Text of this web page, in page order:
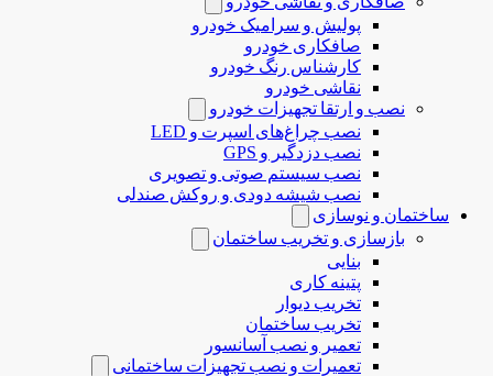
پولیش و سرامیک خودرو
صافکاری خودرو
کارشناس رنگ خودرو
نقاشی خودرو
نصب و ارتقا تجهیزات خودرو
نصب چراغ‌های اسپرت و LED
نصب دزدگیر و GPS
نصب سیستم صوتی و تصویری
نصب شیشه دودی و روکش صندلی
ساختمان و نوسازی
بازسازی و تخریب ساختمان
بنایی
پتینه کاری
تخریب دیوار
تخریب ساختمان
تعمیر و نصب آسانسور
تعمیرات و نصب تجهیزات ساختمانی